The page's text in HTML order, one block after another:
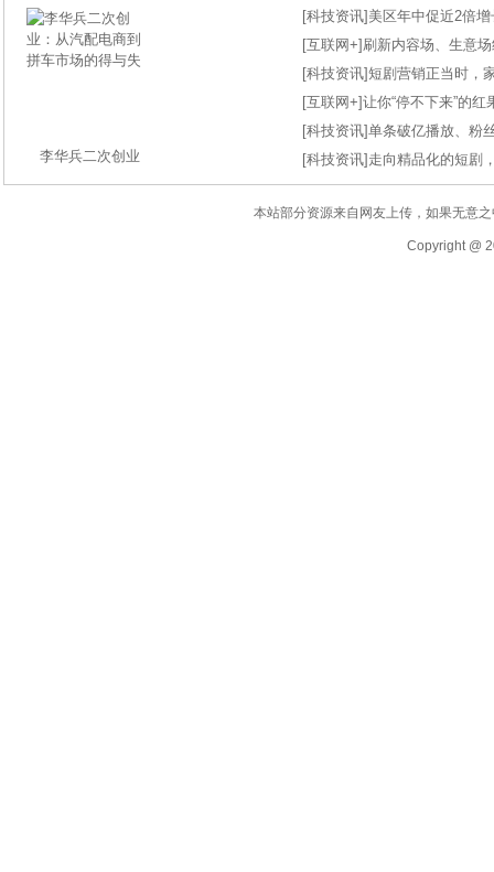
李华兵二次创业
[科技资讯] 美区年中促近2倍
[互联网+] 刷新内容场、生意
[科技资讯]短剧营销正当时，
[互联网+]让你“停不下来”的
[科技资讯]单条破亿播放、粉
[科技资讯] 走向精品化的短剧
本站部分资源来自网友上传，如果无意
Copyright @